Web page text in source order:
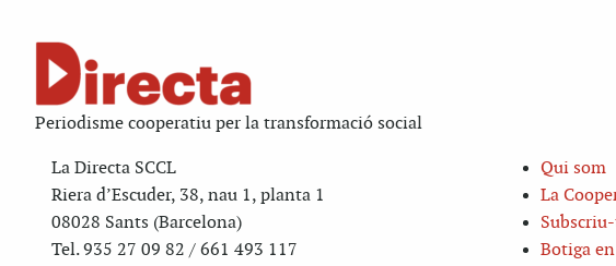
Periodisme cooperatiu per la transformació social
La Directa SCCL
Riera d’Escuder, 38, nau 1, planta 1
08028 Sants (Barcelona)
Tel. 935 27 09 82 / 661 493 117
Qui som
La
Botiga